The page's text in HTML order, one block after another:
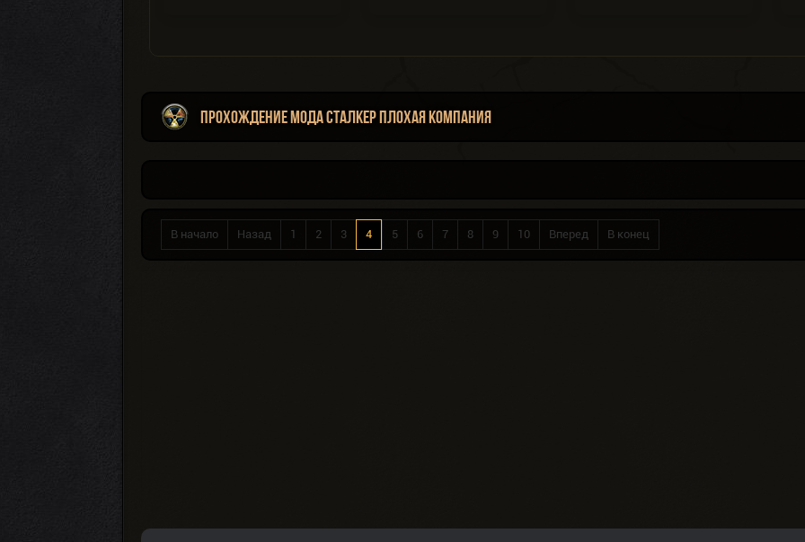
Прохождение мода Сталкер Плохая Компания
В начало Назад 1 2 3 4 5 6 7 8 9 10 Вперед В конец